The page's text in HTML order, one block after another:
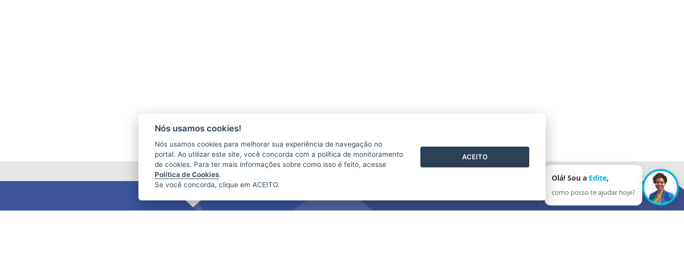
Olá! Sou a Edite,
como posso te ajudar hoje?
Nós usamos cookies!
Nós usamos cookies para melhorar sua experiência de navegação no
portal. Ao utilizar este site, você concorda com a política de monitoramento
de cookies. Para ter mais informações sobre como isso é feito, acesse
Política de Cookies.
Se você concorda, clique em ACEITO.
ACEITO